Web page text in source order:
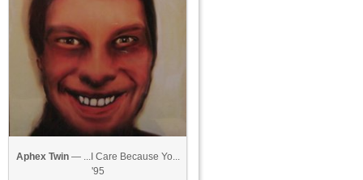
Aphex Twin— ...I Care Because Yo...
'95